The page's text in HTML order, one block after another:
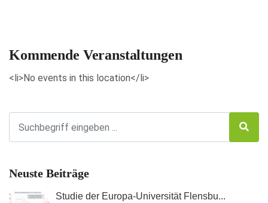
Kommende Veranstaltungen
<li>No events in this location</li>
Neuste Beiträge
Studie der Europa-Universität Flensbu...